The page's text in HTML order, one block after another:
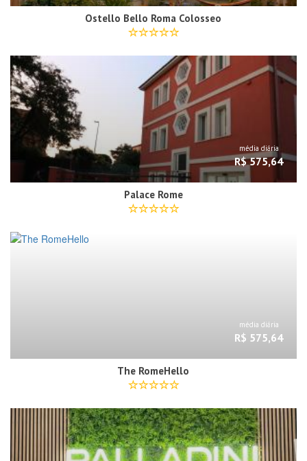
Ostello Bello Roma Colosseo
média diária
R$ 575,64
Palace Rome
média diária
R$ 575,64
The RomeHello